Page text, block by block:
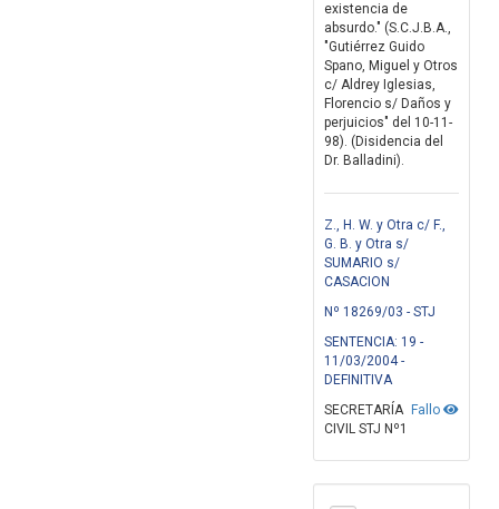
existencia de
absurdo." (S.C.J.B.A.,
"Gutiérrez Guido
Spano, Miguel y Otros
c/ Aldrey Iglesias,
Florencio s/ Daños y
perjuicios" del 10-11-
98). (Disidencia del
Dr. Balladini).
Z., H. W. y Otra c/ F.,
G. B. y Otra s/
SUMARIO s/
CASACION
Nº 18269/03 - STJ
SENTENCIA: 19 -
11/03/2004 -
DEFINITIVA
Fallo
SECRETARÍA
CIVIL STJ Nº1